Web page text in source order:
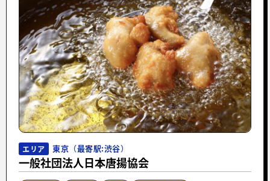
エリア 東京（最寄駅:渋谷）
一般社団法人日本唐揚協会